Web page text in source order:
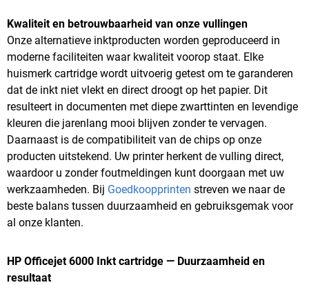
Kwaliteit en betrouwbaarheid van onze vullingen
Onze alternatieve inktproducten worden geproduceerd in
moderne faciliteiten waar kwaliteit voorop staat. Elke
huismerk cartridge wordt uitvoerig getest om te garanderen
dat de inkt niet vlekt en direct droogt op het papier. Dit
resulteert in documenten met diepe zwarttinten en levendige
kleuren die jarenlang mooi blijven zonder te vervagen.
Daarnaast is de compatibiliteit van de chips op onze
producten uitstekend. Uw printer herkent de vulling direct,
waardoor u zonder foutmeldingen kunt doorgaan met uw
werkzaamheden. Bij Goedkoopprinten streven we naar de
beste balans tussen duurzaamheid en gebruiksgemak voor
al onze klanten.
HP Officejet 6000 Inkt cartridge — Duurzaamheid en
resultaat